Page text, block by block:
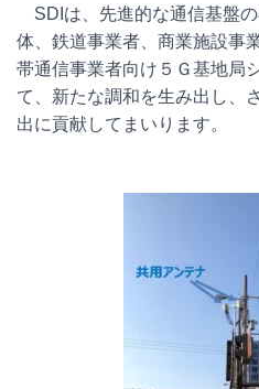
SDIは、先進的な通信基盤
体、鉄道事業者、商業施設事
帯通信事業者向け５Ｇ基地局
て、新たな調和を生み出し、
出に貢献してまいります。